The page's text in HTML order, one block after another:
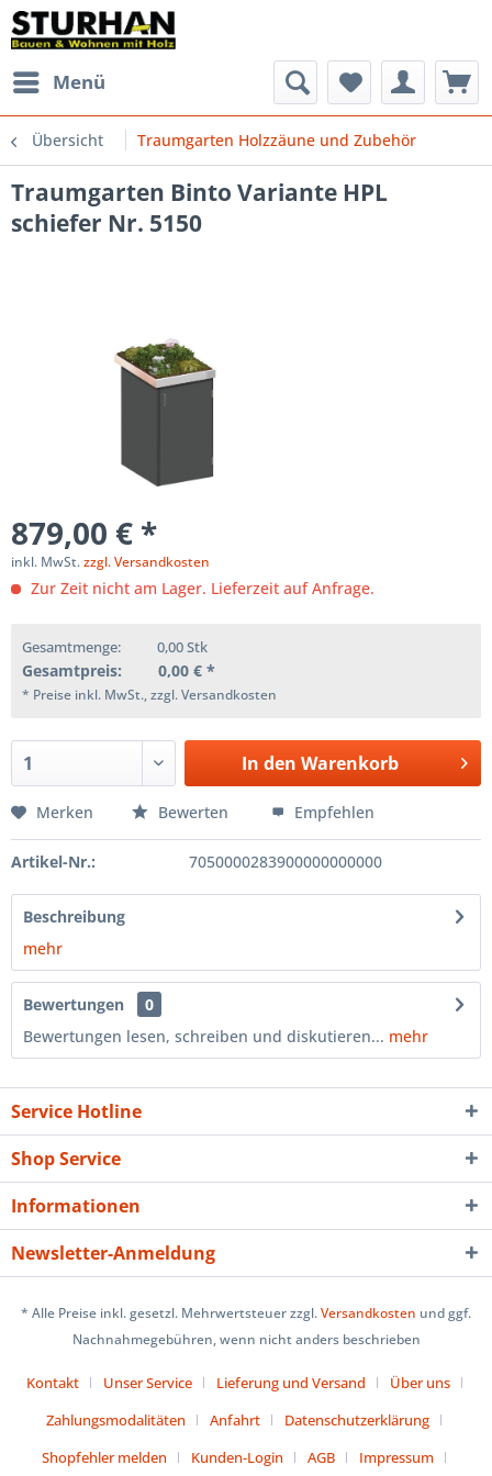
Menü
Übersicht Traumgarten Holzzäune und Zubehör
Traumgarten Binto Variante HPL
schiefer Nr. 5150
879,00 € *
inkl. MwSt.zzgl. Versandkosten
Zur Zeit nicht am Lager. Lieferzeit auf Anfrage.
Gesamtmenge: 0,00Stk
Gesamtpreis: 0,00 € *
* Preise inkl. MwSt., zzgl. Versandkosten
In den Warenkorb
Merken Bewerten Empfehlen
Artikel-Nr.: 7050000283900000000000
Beschreibung
mehr
Bewertungen
0
Bewertungen lesen, schreiben und diskutieren... mehr
Service Hotline
Shop Service
Informationen
Newsletter-Anmeldung
* Alle Preise inkl. gesetzl. Mehrwertsteuer zzgl.Versandkosten und ggf.
Nachnahmegebühren, wenn nicht anders beschrieben
Kontakt Unser Service Lieferung und Versand
Über uns
Zahlungsmodalitäten
Anfahrt
Datenschutzerklärung
Shopfehler melden
Kunden-Login AGB Impressum